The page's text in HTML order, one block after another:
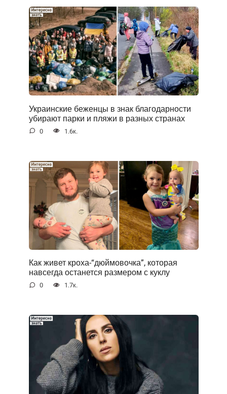
Украинские беженцы в знак благодарности
убирают парки и пляжи в разных странах
0 1.6к.
Как живет кроха-“дюймовочка”, которая
навсегда останется размером с куклу
0 1.7к.